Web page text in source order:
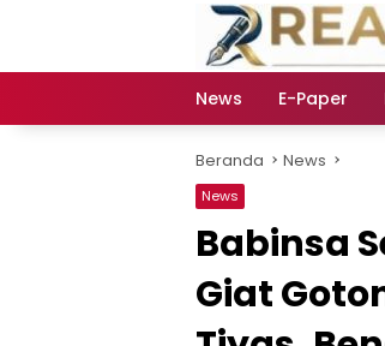
News E-Paper
Beranda News
News
Babinsa
Giat